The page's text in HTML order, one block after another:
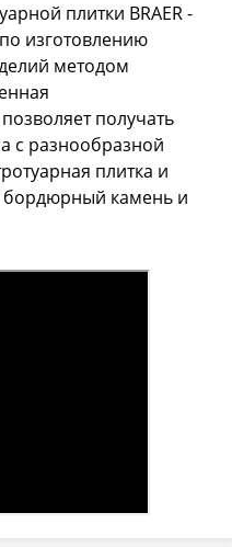
плитки BRAER -
изготовлению
методом
получать
с разнообразной
плитка и
камень и